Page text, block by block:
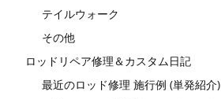
テイルウォーク
その他
ロッドリペア修理＆カスタム日記
最近のロッド修理 施行例 (単発紹介)